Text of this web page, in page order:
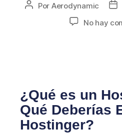
Por Aerodynamic
No hay
¿Qué es un
Qué Deberías
Hostinger?